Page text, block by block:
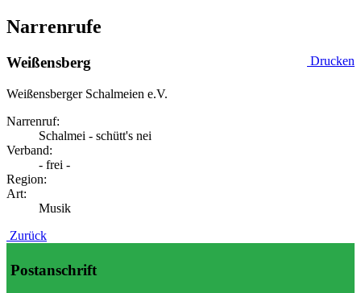
Narrenrufe
Drucken
Weißensberg
Weißensberger Schalmeien e.V.
Narrenruf:
Schalmei - schütt's nei
Verband:
- frei -
Region:
Art:
Musik
Zurück
Postanschrift